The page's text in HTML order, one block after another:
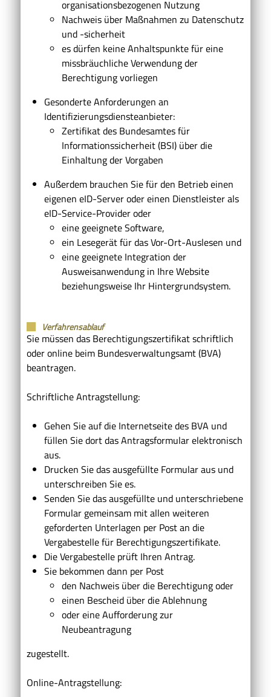
organisationsbezogenen Nutzung
Nachweis über Maßnahmen zu Datenschutz
und -sicherheit
es dürfen keine Anhaltspunkte für eine
missbräuchliche Verwendung der
Berechtigung vorliegen
Gesonderte Anforderungen an
Identifizierungsdiensteanbieter:
Zertifikat des Bundesamtes für
Informationssicherheit (BSI) über die
Einhaltung der Vorgaben
Außerdem brauchen Sie für den Betrieb einen
eigenen eID-Server oder einen Dienstleister als
eID-Service-Provider oder
eine geeignete Software,
ein Lesegerät für das Vor-Ort-Auslesen und
eine geeignete Integration der
Ausweisanwendung in Ihre Website
beziehungsweise Ihr Hintergrundsystem.
Verfahrensablauf
Sie müssen das Berechtigungszertifikat schriftlich
oder online beim Bundesverwaltungsamt (BVA)
beantragen.
Schriftliche Antragstellung:
Gehen Sie auf die Internetseite des BVA und
füllen Sie dort das Antragsformular elektronisch
aus.
Drucken Sie das ausgefüllte Formular aus und
unterschreiben Sie es.
Senden Sie das ausgefüllte und unterschriebene
Formular gemeinsam mit allen weiteren
geforderten Unterlagen per Post an die
Vergabestelle für Berechtigungszertifikate.
Die Vergabestelle prüft Ihren Antrag.
Sie bekommen dann per Post
den Nachweis über die Berechtigung oder
einen Bescheid über die Ablehnung
oder eine Aufforderung zur
Neubeantragung
zugestellt.
Online-Antragstellung: